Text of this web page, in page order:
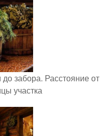
забора. Расстояние от
участка